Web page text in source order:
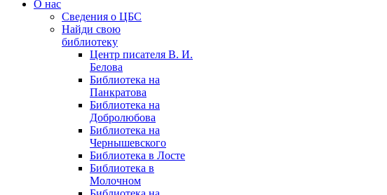
О нас
Сведения о ЦБС
Найди свою
библиотеку
Центр писателя В. И.
Белова
Библиотека на
Панкратова
Библиотека на
Добролюбова
Библиотека на
Чернышевского
Библиотека в Лосте
Библиотека в
Молочном